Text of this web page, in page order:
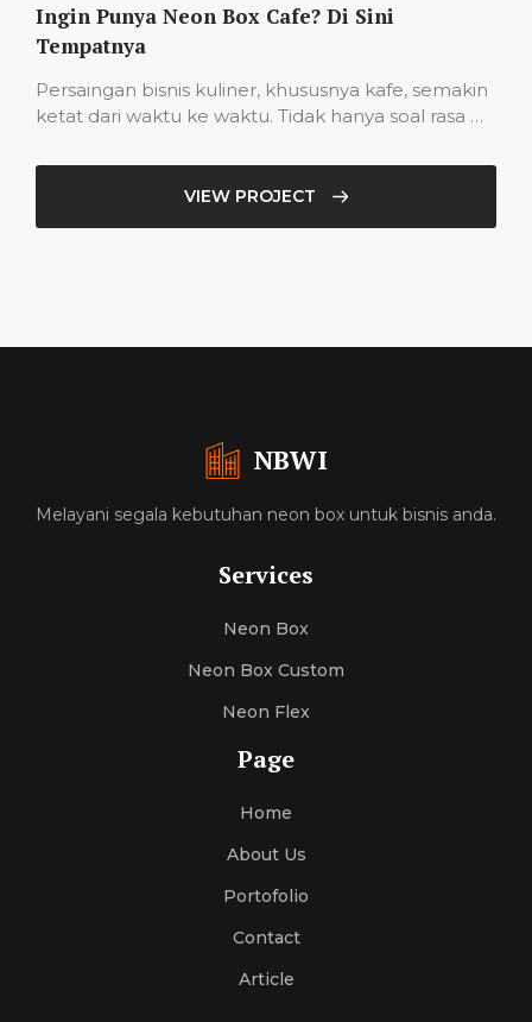
Ingin Punya Neon Box Cafe? Di Sini
Tempatnya
Persaingan bisnis kuliner, khususnya kafe, semakin
ketat dari waktu ke waktu. Tidak hanya soal rasa …
VIEW PROJECT
NBWI
Melayani segala kebutuhan neon box untuk bisnis anda.
Services
Neon Box
Neon Box Custom
Neon Flex
Page
Home
About Us
Portofolio
Contact
Article